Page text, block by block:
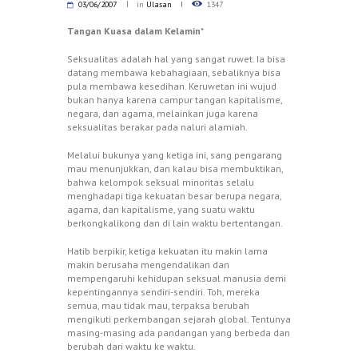
03/06/2007 in Ulasan 1347
Tangan Kuasa dalam Kelamin*
Seksualitas adalah hal yang sangat ruwet. Ia bisa
datang membawa kebahagiaan, sebaliknya bisa
pula membawa kesedihan. Keruwetan ini wujud
bukan hanya karena campur tangan kapitalisme,
negara, dan agama, melainkan juga karena
seksualitas berakar pada naluri alamiah.
Melalui bukunya yang ketiga ini, sang pengarang
mau menunjukkan, dan kalau bisa membuktikan,
bahwa kelompok seksual minoritas selalu
menghadapi tiga kekuatan besar berupa negara,
agama, dan kapitalisme, yang suatu waktu
berkongkalikong dan di lain waktu bertentangan.
Hatib berpikir, ketiga kekuatan itu makin lama
makin berusaha mengendalikan dan
mempengaruhi kehidupan seksual manusia demi
kepentingannya sendiri-sendiri. Toh, mereka
semua, mau tidak mau, terpaksa berubah
mengikuti perkembangan sejarah global. Tentunya
masing-masing ada pandangan yang berbeda dan
berubah dari waktu ke waktu.